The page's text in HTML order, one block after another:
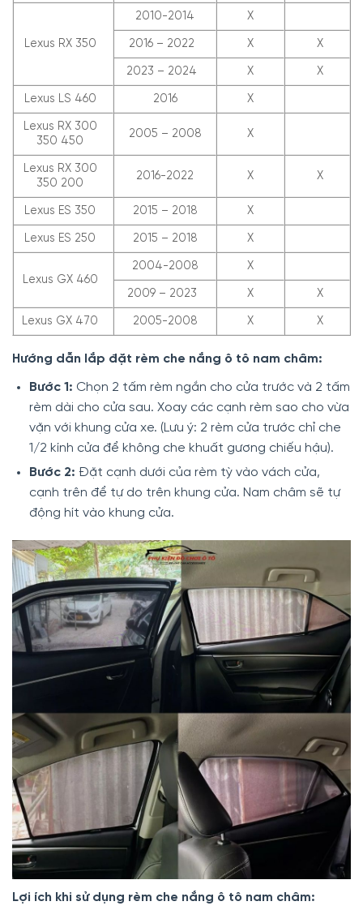
Lexus RX 350
2010-2014 X
2016 – 2022 X X
2023 – 2024 X X
Lexus LS 460 2016 X
Lexus RX 300
350 450
2005 – 2008 X
Lexus RX 300
350 200
2016-2022 X X
Lexus ES 350 2015 – 2018 X
Lexus ES 250 2015 – 2018 X
Lexus GX 460
2004-2008 X
2009 – 2023 X X
Lexus GX 470 2005-2008 X X
Hướng dẫn lắp đặt rèm che nắng ô tô nam châm:
Bước 1: Chọn 2 tấm rèm ngắn cho cửa trước và 2 tấm
rèm dài cho cửa sau. Xoay các cạnh rèm sao cho vừa
vặn với khung cửa xe. (Lưu ý: 2 rèm cửa trước chỉ che
1/2 kính cửa để không che khuất gương chiếu hậu).
Bước 2: Đặt cạnh dưới của rèm tỳ vào vách cửa,
cạnh trên để tự do trên khung cửa. Nam châm sẽ tự
động hít vào khung cửa.
Lợi ích khi sử dụng rèm che nắng ô tô nam châm: